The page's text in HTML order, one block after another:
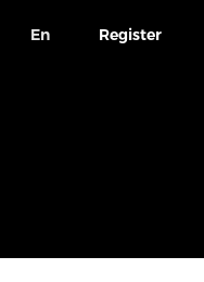
En Register